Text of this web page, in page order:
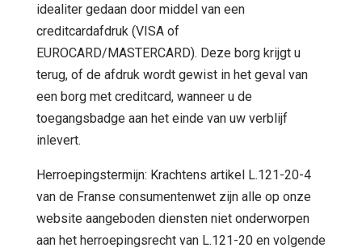
idealiter gedaan door middel van een
creditcardafdruk (VISA of
EUROCARD/MASTERCARD). Deze borg krijgt u
terug, of de afdruk wordt gewist in het geval van
een borg met creditcard, wanneer u de
toegangsbadge aan het einde van uw verblijf
inlevert.
Herroepingstermijn: Krachtens artikel L.121-20-4
van de Franse consumentenwet zijn alle op onze
website aangeboden diensten niet onderworpen
aan het herroepingsrecht van L.121-20 en volgende